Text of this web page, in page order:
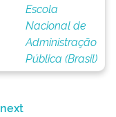
Escola
Nacional de
Administração
Pública (Brasil)
next